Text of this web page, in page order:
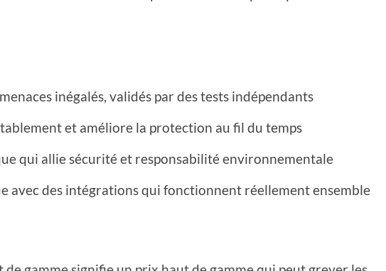
inégalés, validés par des tests indépendants
et améliore la protection au fil du temps
qui allie sécurité et responsabilité environnementale
avec des intégrations qui fonctionnent réellement ensemble